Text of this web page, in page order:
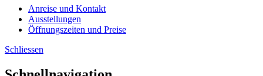
Anreise und Kontakt
Ausstellungen
Öffnungszeiten und Preise
Schliessen